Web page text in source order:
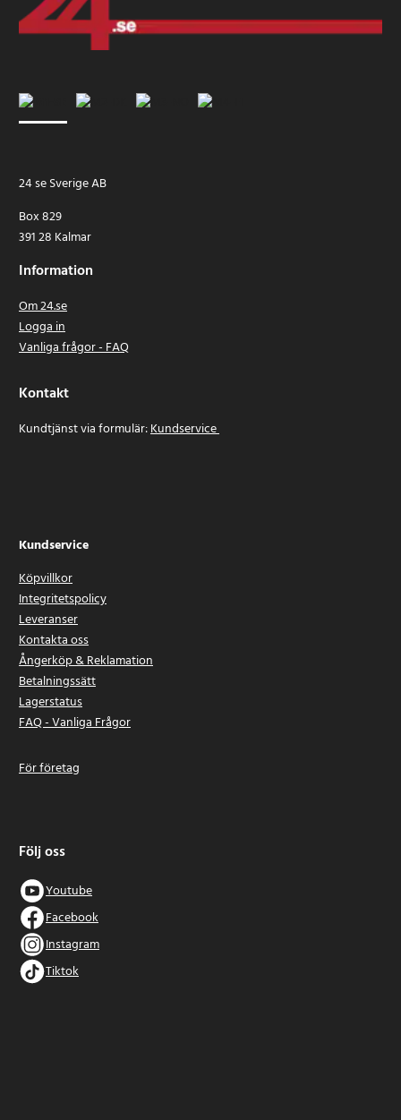
24 se Sverige AB
Box 829
391 28 Kalmar
Information
Om 24.se
Logga in
Vanliga frågor - FAQ
Kontakt
Kundtjänst via formulär:Kundservice
Kundservice
Köpvillkor
Integritetspolicy
Leveranser
Kontakta oss
Ångerköp & Reklamation
Betalningssätt
Lagerstatus
FAQ - Vanliga Frågor
För företag
Följ oss
Youtube
Facebook
Instagram
Tiktok